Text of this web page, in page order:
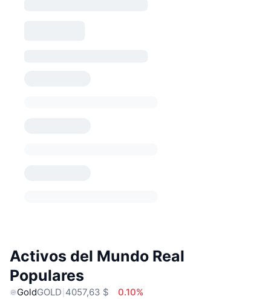
Activos del Mundo Real
Populares
GoldGOLD 4057,63 $
0.10%